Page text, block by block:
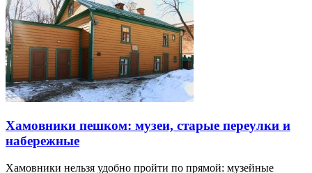
Хамовники пешком: музеи, старые переулки и
набережные
Хамовники нельзя удобно пройти по прямой: музейные